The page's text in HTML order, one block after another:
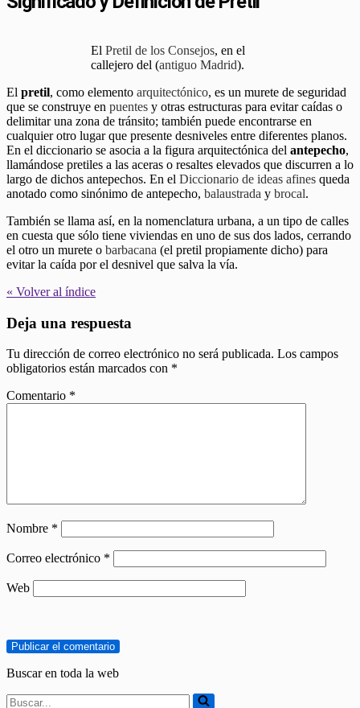
El Pretil de los Consejos, en el
callejero del (antiguo Madrid).
El pretil, como elemento arquitectónico, es un murete de seguridad
que se construye en puentes y otras estructuras para evitar caídas o
delimitar una zona de tránsito; también puede encontrarse en
cualquier otro lugar que presente desniveles entre diferentes planos.
En el diccionario se asocia a la figura arquitectónica del antepecho,
llamándose pretiles a las aceras o resaltes elevados que discurren a lo
largo de dichos antepechos. En el Diccionario de ideas afines queda
anotado como sinónimo de antepecho, balaustrada y brocal.
También se llama así, en la nomenclatura urbana, a un tipo de calles
en cuesta que sólo tiene viviendas en uno de sus dos lados, cerrando
el otro un murete o barbacana (el pretil propiamente dicho) para
evitar la caída por el desnivel que salva la vía.
« Volver al índice
Deja una respuesta
Tu dirección de correo electrónico no será publicada. Los campos
obligatorios están marcados con *
Comentario *
Nombre *
Correo electrónico *
Web
Buscar en toda la web
Buscar...